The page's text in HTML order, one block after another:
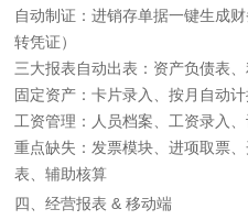
自动制证：进销存单据一键生成
转凭证）
三大报表自动出表：资产负债表
固定资产：卡片录入、按月自动
工资管理：人员档案、工资录入
重点缺失：发票模块、进项取票
表、辅助核算
四、经营报表 & 移动端